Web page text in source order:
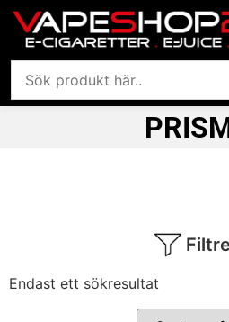
Endast ett sökresultat